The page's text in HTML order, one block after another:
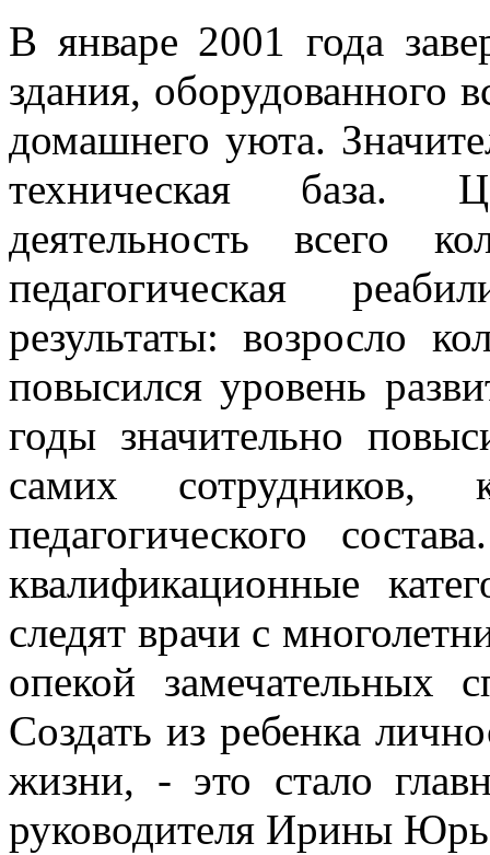
В январе 2001 года
здания, оборудованного
домашнего уюта.
техническая база.
деятельность всего
педагогическая
результаты: возросло
повысился уровень
годы значительно
самих
педагогического
квалификационные
следят врачи с
опекой замечательных
Создать из ребенка
жизни, - это стало
руководителя Ирины